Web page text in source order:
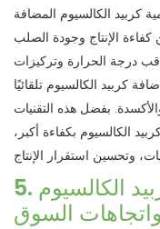
كربيد الكالسيوم المضافة
درجة الحرارة وتركيزات
كربيد الكالسيوم تلقائيًا
بفضل هذه التقنيات
الكالسيوم بكفاءة أكبر،
5. استقرار سلسلة توريد كربيد الكالسيوم
واتجاهات السوق